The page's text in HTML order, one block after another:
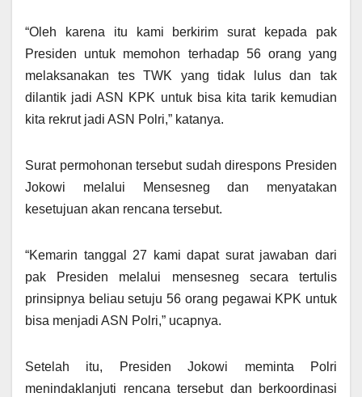
“Oleh karena itu kami berkirim surat kepada pak
Presiden untuk memohon terhadap 56 orang yang
melaksanakan tes TWK yang tidak lulus dan tak
dilantik jadi ASN KPK untuk bisa kita tarik kemudian
kita rekrut jadi ASN Polri,” katanya.
Surat permohonan tersebut sudah direspons Presiden
Jokowi melalui Mensesneg dan menyatakan
kesetujuan akan rencana tersebut.
“Kemarin tanggal 27 kami dapat surat jawaban dari
pak Presiden melalui mensesneg secara tertulis
prinsipnya beliau setuju 56 orang pegawai KPK untuk
bisa menjadi ASN Polri,” ucapnya.
Setelah itu, Presiden Jokowi meminta Polri
menindaklanjuti rencana tersebut dan berkoordinasi